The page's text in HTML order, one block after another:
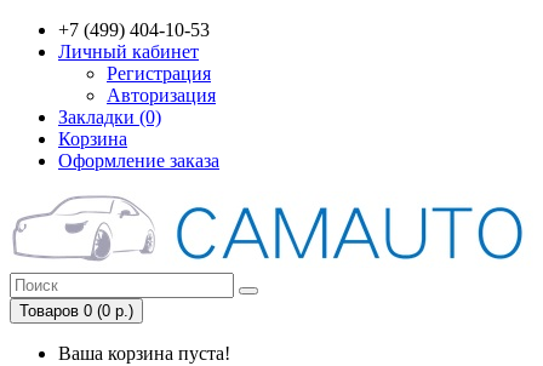
+7 (499) 404-10-53
Личный кабинет
Регистрация
Авторизация
Закладки (0)
Корзина
Оформление заказа
Товаров 0 (0 р.)
Ваша корзина пуста!